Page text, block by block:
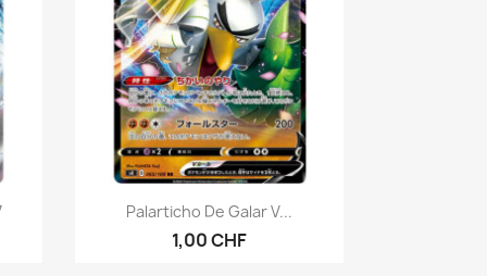
Aperçu rapide
Palarticho De Galar V...
1,00 CHF